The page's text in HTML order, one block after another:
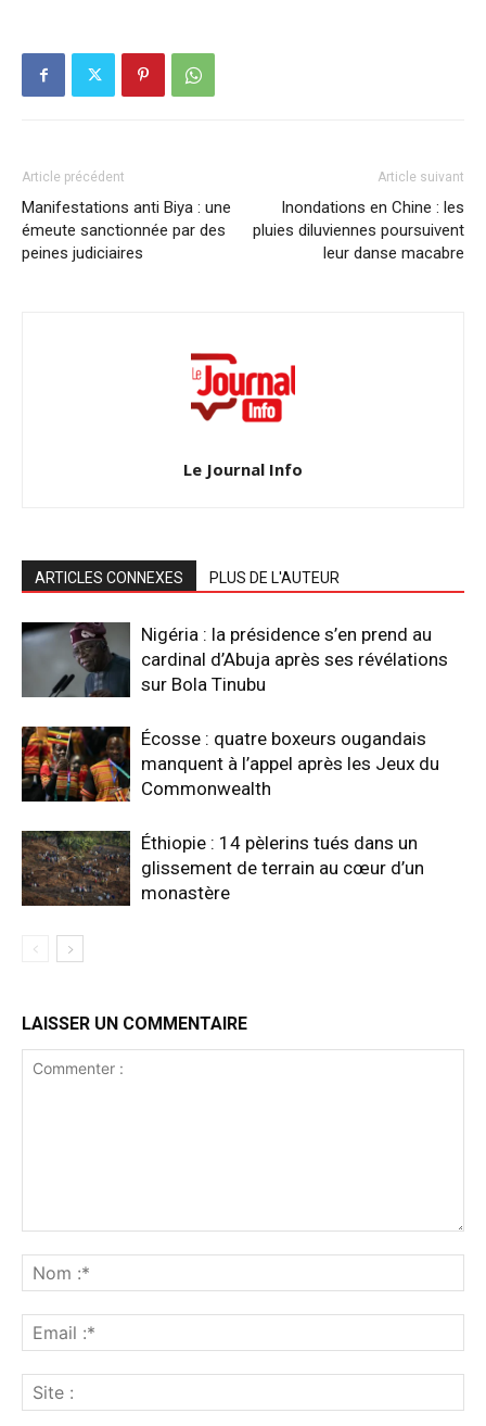
Article précédent
Manifestations anti Biya : une
émeute sanctionnée par des
peines judiciaires
Article suivant
Inondations en Chine : les
pluies diluviennes poursuivent
leur danse macabre
Le Journal Info
ARTICLES CONNEXES PLUS DE L'AUTEUR
Nigéria : la présidence s’en prend au
cardinal d’Abuja après ses révélations
sur Bola Tinubu
Écosse : quatre boxeurs ougandais
manquent à l’appel après les Jeux du
Commonwealth
Éthiopie : 14 pèlerins tués dans un
glissement de terrain au cœur d’un
monastère
LAISSER UN COMMENTAIRE